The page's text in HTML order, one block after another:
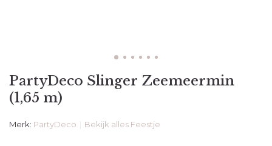
PartyDeco Slinger Zeemeermin
(1,65 m)
Merk: PartyDeco Bekijk alles Feestje